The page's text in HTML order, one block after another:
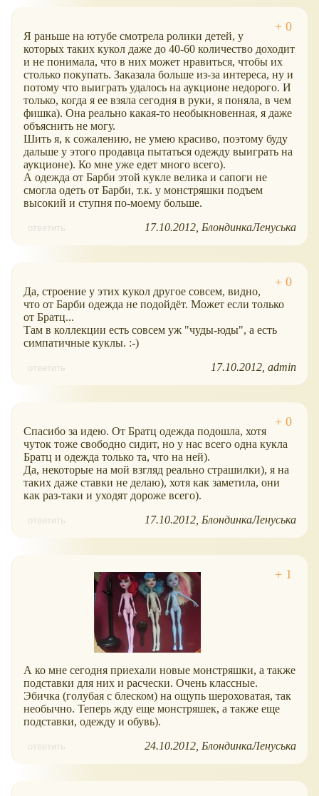
Я раньше на ютубе смотрела ролики детей, у
которых таких кукол даже до 40-60 количество доходит
и не понимала, что в них может нравиться, чтобы их
столько покупать. Заказала больше из-за интереса, ну и
потому что выиграть удалось на аукционе недорого. И
только, когда я ее взяла сегодня в руки, я поняла, в чем
фишка). Она реально какая-то необыкновенная, я даже
объяснить не могу.
Шить я, к сожалению, не умею красиво, поэтому буду
дальше у этого продавца пытаться одежду выиграть на
аукционе). Ко мне уже едет много всего).
А одежда от Барби этой кукле велика и сапоги не
смогла одеть от Барби, т.к. у монстряшки подъем
высокий и ступня по-моему больше.
ответить 17.10.2012 БлондинкаЛенуська
Да, строение у этих кукол другое совсем, видно,
что от Барби одежда не подойдёт. Может если только
от Братц...
Там в коллекции есть совсем уж "чуды-юды", а есть
симпатичные куклы. :-)
ответить 17.10.2012 admin
Спасибо за идею. От Братц одежда подошла, хотя
чуток тоже свободно сидит, но у нас всего одна кукла
Братц и одежда только та, что на ней).
Да, некоторые на мой взгляд реально страшилки), я на
таких даже ставки не делаю), хотя как заметила, они
как раз-таки и уходят дороже всего).
ответить 17.10.2012 БлондинкаЛенуська
А ко мне сегодня приехали новые монстряшки, а также
подставки для них и расчески. Очень классные.
Эбичка (голубая с блеском) на ощупь шероховатая, так
необычно. Теперь жду еще монстряшек, а также еще
подставки, одежду и обувь).
ответить 24.10.2012 БлондинкаЛенуська